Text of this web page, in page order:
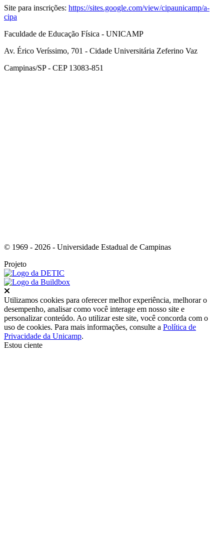
Site para inscrições: https://sites.google.com/view/cipaunicamp/a-
cipa
Faculdade de Educação Física - UNICAMP
Av. Érico Veríssimo, 701 - Cidade Universitária Zeferino Vaz
Campinas/SP - CEP 13083-851
© 1969 - 2026 - Universidade Estadual de Campinas
Projeto
Utilizamos cookies para oferecer melhor experiência, melhorar o
desempenho, analisar como você interage em nosso site e
personalizar conteúdo. Ao utilizar este site, você concorda com o
uso de cookies. Para mais informações, consulte a Política de
Privacidade da Unicamp.
Estou ciente